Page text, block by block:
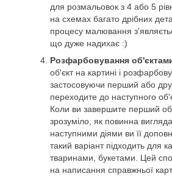
для розмальовок з 4 або 5
на схемах багато дрібних
процесу малювання
що дуже надихає :)
Розфарбовування
об'єкт на картині і
застосовуючи перший або
переходите до наступного
Коли ви завершите перший
зрозуміло, як повинна
наступними діями ви її
такий варіант підходить для
тваринами, букетами. Цей
на написання справжньої